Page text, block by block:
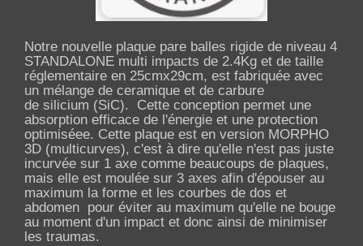
Notre nouvelle plaque pare balles rigide de niveau 4
STANDALONE multi impacts de 2.4Kg et de taille
réglementaire en 25cmx29cm, est fabriquée avec
un mélange de ceramique et de carbure
de silicium (SiC). Cette conception permet une
absorption efficace de l'énergie et une protection
optimiséee. Cette plaque est en version MORPHO
3D (multicurves), c'est à dire qu'elle n'est pas juste
incurvée sur 1 axe comme beaucoups de plaques,
mais elle est moulée sur 3 axes afin d'épouser au
maximum la forme et les courbes de dos et
abdomen pour éviter au maximum qu'elle ne bouge
au moment d'un impact et donc ainsi de minimiser
les traumas.